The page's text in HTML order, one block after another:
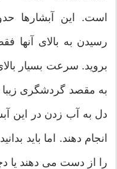
بروید. سرعت بسیار
به مقصد گردشگری زیبا
دل به آب زدن در این
انجام دهند. اما باید
را از دست می دهند یا